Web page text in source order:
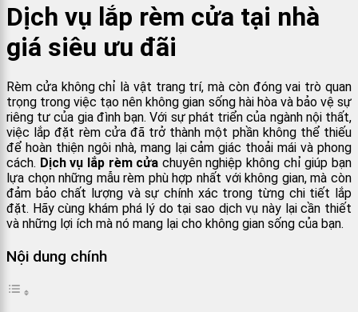
Dịch vụ lắp rèm cửa tại nhà
giá siêu ưu đãi
Rèm cửa không chỉ là vật trang trí, mà còn đóng vai trò quan
trọng trong việc tạo nên không gian sống hài hòa và bảo vệ sự
riêng tư của gia đình bạn. Với sự phát triển của ngành nội thất,
việc lắp đặt rèm cửa đã trở thành một phần không thể thiếu
để hoàn thiện ngôi nhà, mang lại cảm giác thoải mái và phong
cách. Dịch vụ lắp rèm cửa chuyên nghiệp không chỉ giúp bạn
lựa chọn những mẫu rèm phù hợp nhất với không gian, mà còn
đảm bảo chất lượng và sự chính xác trong từng chi tiết lắp
đặt. Hãy cùng khám phá lý do tại sao dịch vụ này lại cần thiết
và những lợi ích mà nó mang lại cho không gian sống của bạn.
Nội dung chính